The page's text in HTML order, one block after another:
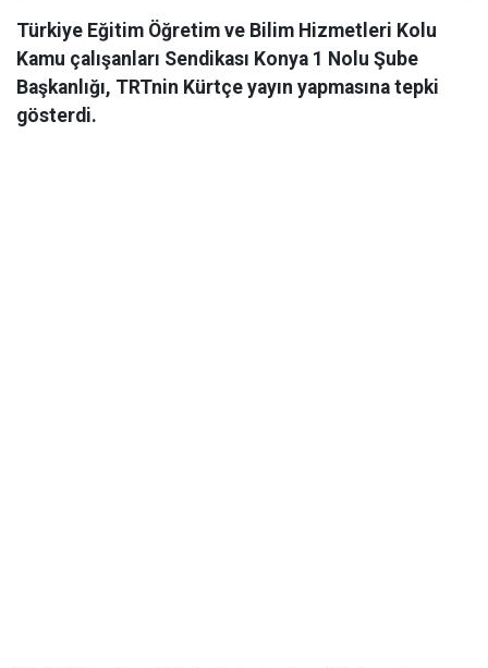
Türkiye Eğitim Öğretim ve Bilim Hizmetleri Kolu
Kamu çalışanları Sendikası Konya 1 Nolu Şube
Başkanlığı, TRTnin Kürtçe yayın yapmasına tepki
gösterdi.